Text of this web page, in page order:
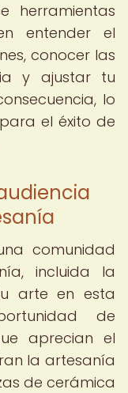
herramientas
entender el
conocer las
y ajustar tu
lo
el éxito de
comunidad
incluida la
arte en esta
de
aprecian el
la artesanía
de cerámica